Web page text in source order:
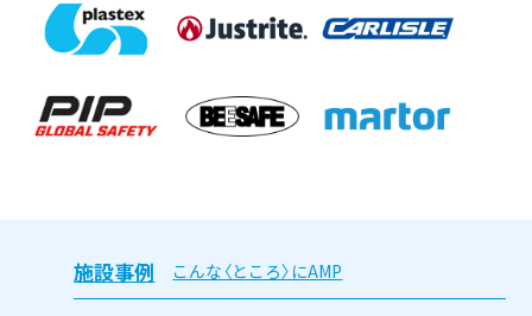
施設事例 こんな〈ところ〉にAMP